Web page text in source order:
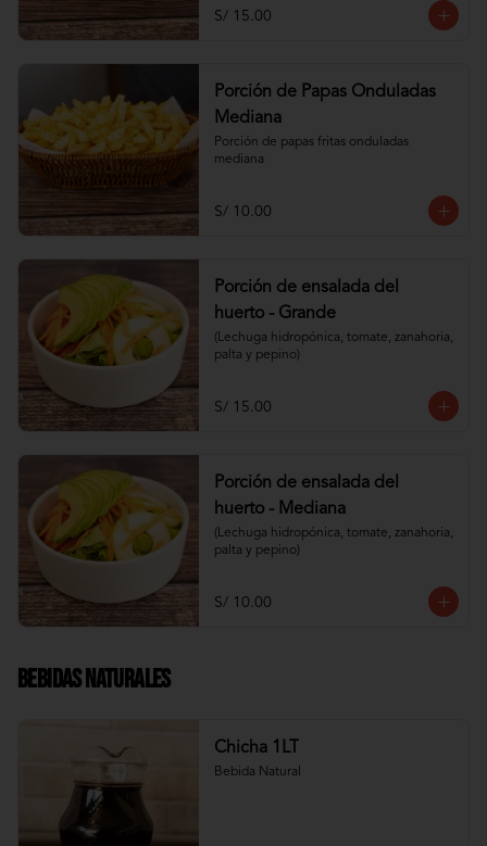
S/ 15.00
Porción de Papas Onduladas
Mediana
Porción de papas fritas onduladas
mediana
S/ 10.00
Porción de ensalada del
huerto - Grande
(Lechuga hidropónica, tomate, zanahoria,
palta y pepino)
S/ 15.00
Porción de ensalada del
huerto - Mediana
(Lechuga hidropónica, tomate, zanahoria,
palta y pepino)
S/ 10.00
Bebidas Naturales
Chicha 1LT
Bebida Natural